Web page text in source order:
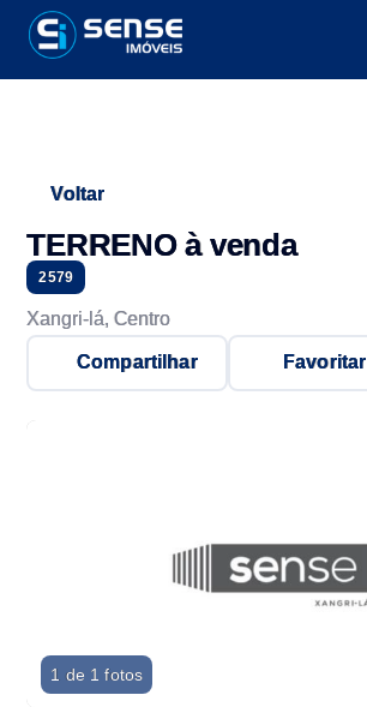
Voltar
TERRENO à venda
2579
Xangri-lá, Centro
Compartilhar Favoritar
1 de 1 fotos